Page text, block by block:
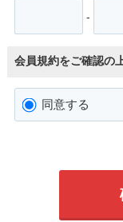
-
会員規約をご確認の
同意する